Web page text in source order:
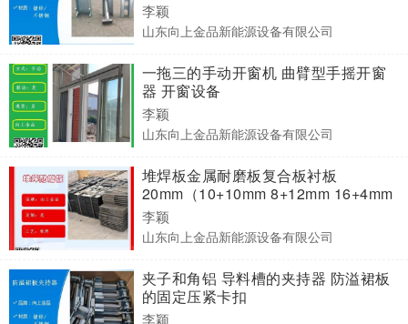
李颖
山东向上金品新能源设备有限公司
一拖三的手动开窗机 曲臂型手摇开窗
器 开窗设备
李颖
山东向上金品新能源设备有限公司
堆焊板金属耐磨板复合板衬板
20mm（10+10mm 8+12mm 16+4mm
12+8mm 14+6mm）
李颖
山东向上金品新能源设备有限公司
夹子和角铝 导料槽的夹持器 防溢裙板
的固定压紧卡扣
李颖